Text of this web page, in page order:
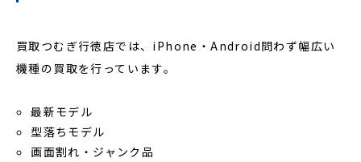
買取つむぎ行徳店では、iPhone・Android問わず幅広い
機種の買取を行っています。
最新モデル
型落ちモデル
画面割れ・ジャンク品